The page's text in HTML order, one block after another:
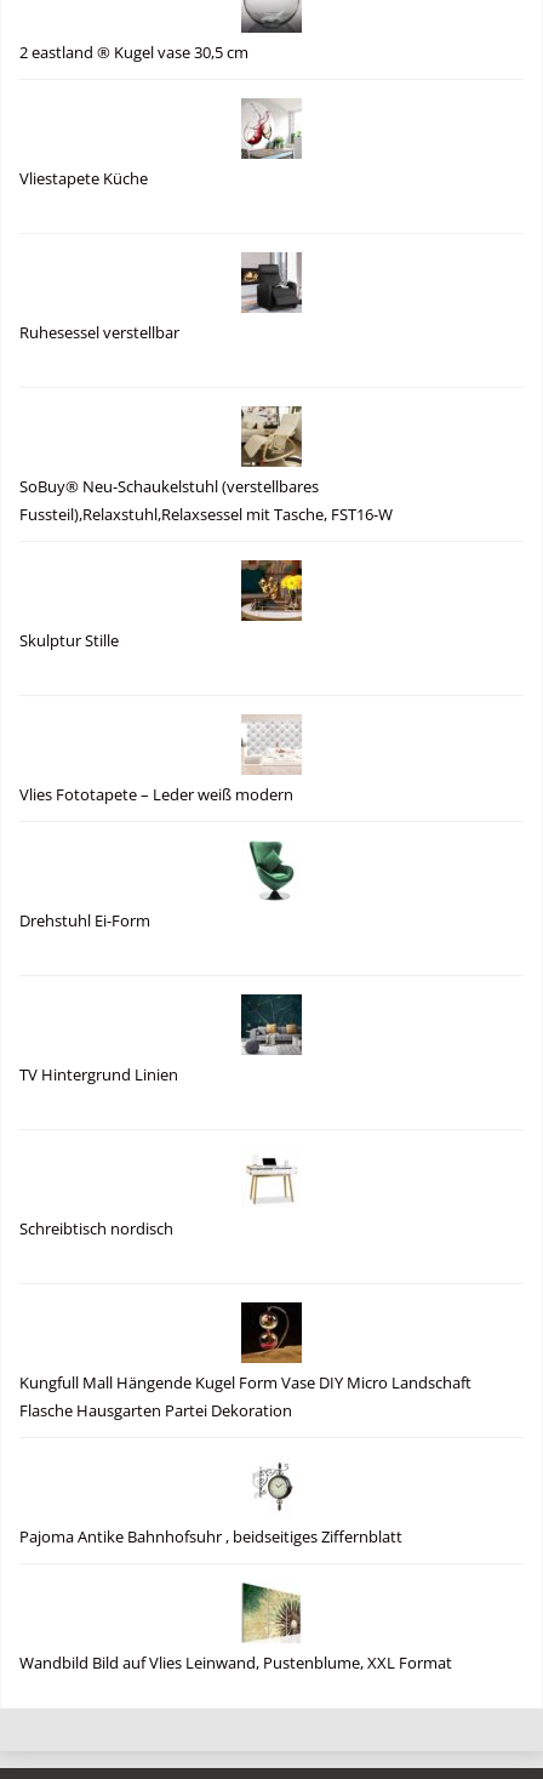
2 eastland ® Kugel vase 30,5 cm
Vliestapete Küche
Ruhesessel verstellbar
SoBuy® Neu-Schaukelstuhl (verstellbares
Fussteil),Relaxstuhl,Relaxsessel mit Tasche, FST16-W
Skulptur Stille
Vlies Fototapete – Leder weiß modern
Drehstuhl Ei-Form
TV Hintergrund Linien
Schreibtisch nordisch
Kungfull Mall Hängende Kugel Form Vase DIY Micro Landschaft
Flasche Hausgarten Partei Dekoration
Pajoma Antike Bahnhofsuhr , beidseitiges Ziffernblatt
Wandbild Bild auf Vlies Leinwand, Pustenblume, XXL Format